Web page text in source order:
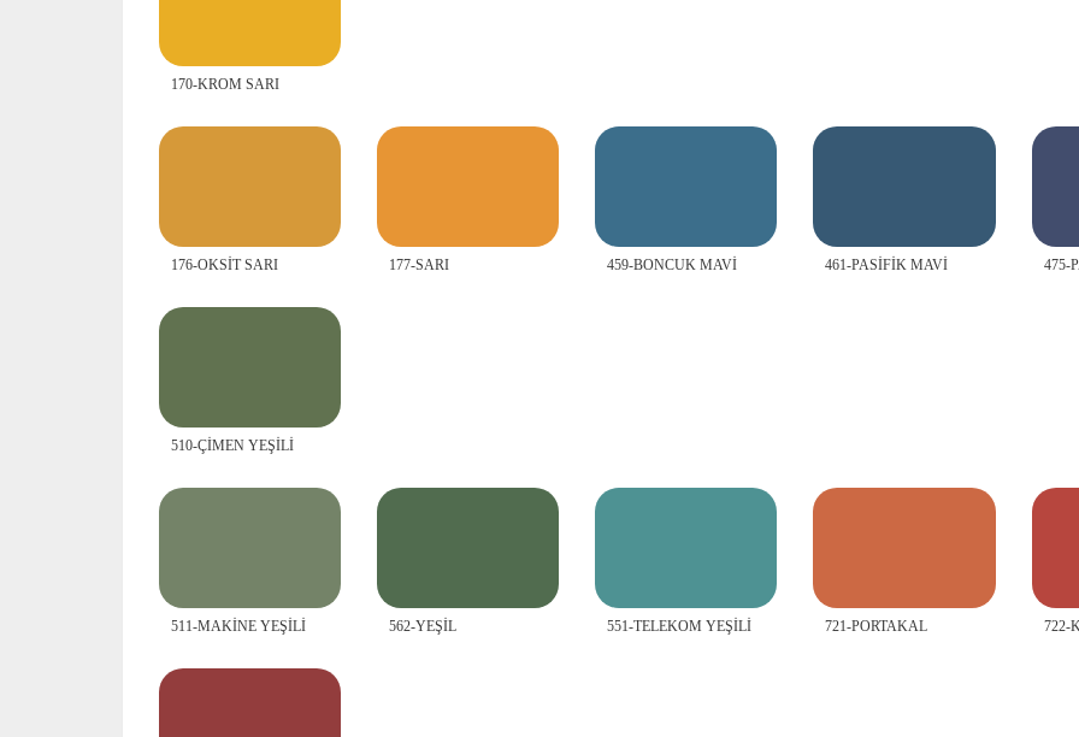
170-KROM SARI
176-OKSİT SARI 177-SARI 459-BONCUK MAVİ 461-PASİFİK MAVİ 475-
510-ÇİMEN YEŞİLİ
511-MAKİNE YEŞİLİ 562-YEŞİL 551-TELEKOM YEŞİLİ 721-PORTAKAL 722-